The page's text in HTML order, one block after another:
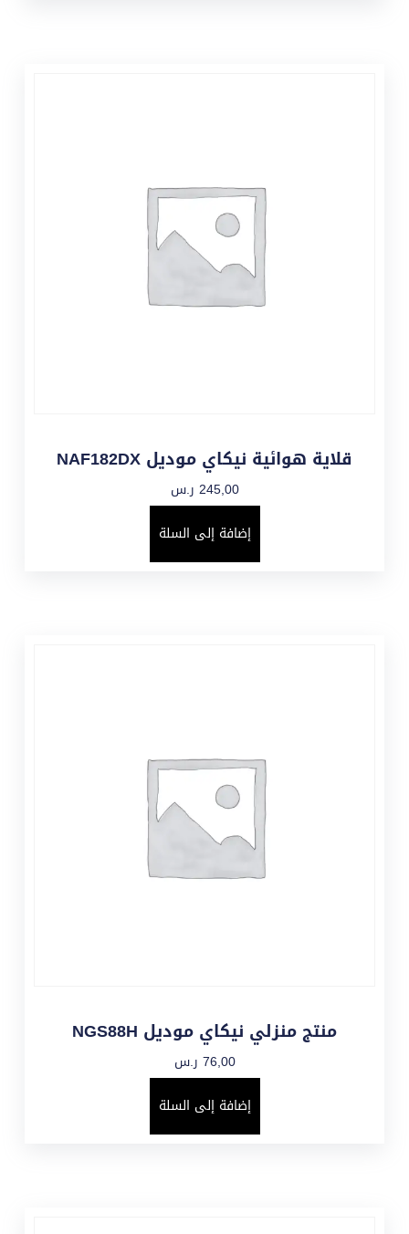
قلاية هوائية نيكاي موديل NAF182DX
245,00 ر.س
إضافة إلى السلة
منتج منزلي نيكاي موديل NGS88H
76,00 ر.س
إضافة إلى السلة